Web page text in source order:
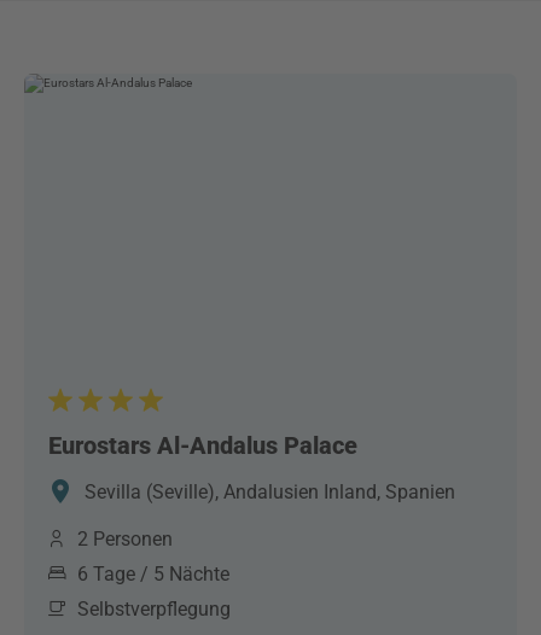
Eurostars Al-Andalus Palace
Sevilla (Seville), Andalusien Inland, Spanien
2 Personen
6 Tage / 5 Nächte
Selbstverpflegung